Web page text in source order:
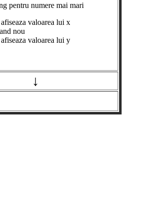
pentru numere mai mari
valoarea lui x
nou
valoarea lui y
↓